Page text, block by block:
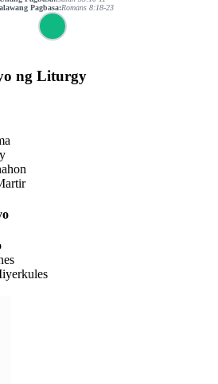
Pagbasa:Romans 8:18-23
ng Liturgy